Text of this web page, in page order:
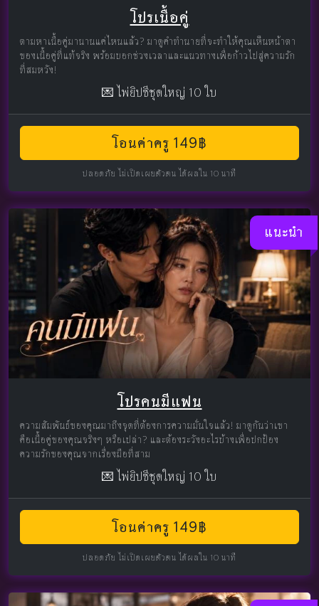
โปรเนื้อคู่
ตามหาเนื้อคู่มานานแค่ไหนแล้ว? มาดูคำทำนายที่จะทำให้คุณเห็นหน้าตา
ของเนื้อคู่ที่แท้จริง พร้อมบอกช่วงเวลาและแนวทางเพื่อก้าวไปสู่ความรัก
ที่สมหวัง!
💌 ไพ่ยิปซีชุดใหญ่ 10 ใบ
โอนค่าครู 149฿
ปลอดภัย ไม่เปิดเผยตัวตน ได้ผลใน 10 นาที
แนะนำ
โปรคนมีแฟน
ความสัมพันธ์ของคุณมาถึงจุดที่ต้องการความมั่นใจแล้ว! มาดูกันว่าเขา
คือเนื้อคู่ของคุณจริงๆ หรือเปล่า? และต้องระวังอะไรบ้างเพื่อปกป้อง
ความรักของคุณจากเรื่องมือที่สาม
💌 ไพ่ยิปซีชุดใหญ่ 10 ใบ
โอนค่าครู 149฿
ปลอดภัย ไม่เปิดเผยตัวตน ได้ผลใน 10 นาที